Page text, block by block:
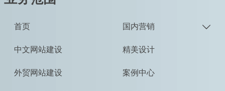
首页
中文网站建设
外贸网站建设
国内营销 
精美设计
案例中心